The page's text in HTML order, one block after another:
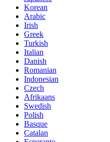
Korean
Arabic
Irish
Greek
Turkish
Italian
Danish
Romanian
Indonesian
Czech
Afrikaans
Swedish
Polish
Basque
Catalan